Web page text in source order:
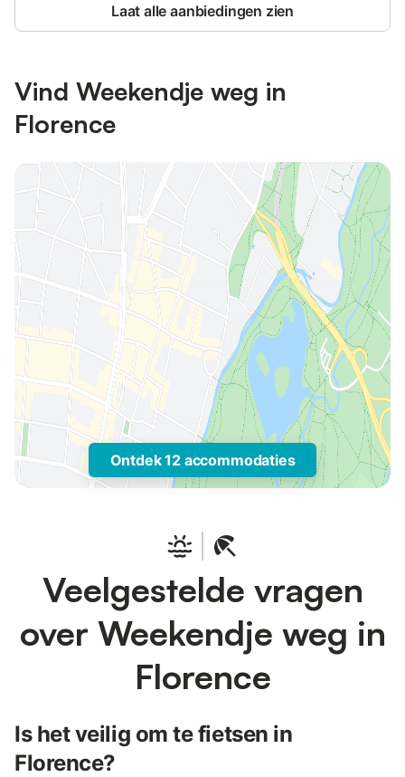
Laat alle aanbiedingen zien
Vind Weekendje weg in
Florence
Ontdek 12 accommodaties
Veelgestelde vragen
over Weekendje weg in
Florence
Is het veilig om te fietsen in
Florence?